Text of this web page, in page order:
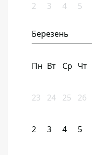
2 3 4 5
Березень
Пн Вт Ср Чт
23 24 25 26
2 3 4 5